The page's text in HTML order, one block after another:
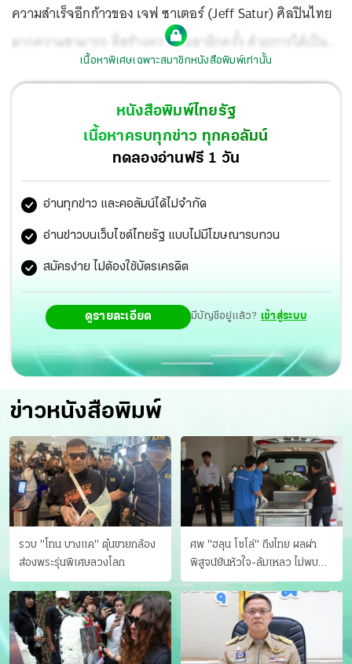
ความสำเร็จอีกก้าวของ เจฟ ซาเตอร์ (Jeff Satur) ศิลปินไทย
มากความสามารถ ที่สร้างความฮือฮาอีกครั้ง ด้วยการได้เป็น
ศิลปินไทยคนแรกที่ได้ร่วมโชว์ในรายการชื่อดัง “Good Day
New York” ทางสถานี “WNY W FOX 5” ณ นครนิวยอร์ก เมื่อ
วันที่ 3 มี.ค. โดยมี “Ro sanna Scotto” ผู้ประกาศข่าวมากฝีมือ
รับหน้าที่ดำเนินรายการ ซึ่งถือเป็นหนึ่งในพิธีกรหลักของ
รายการเช้ายอดนิยมประจำช่องในการปรากฏตัวครั้งนี้ โดย
“เจฟ ซาเตอร์” ได้ถ่ายทอดพลังเสียงและเสน่ห์อันทรงพลัง ใน
รายการผ่านเพลง “Ride or Die” นำเสนอพลังของ T-POP สู่
สายตาผู้ชมชาวอเมริกันอย่างเต็มรูปแบบ อีกทั้ง “Rosanna
Scotto” ยังได้แชร์ภาพของ เจฟ ผ่าน Instagram Stories
ของเธอ เพิ่มกระแสและการรับรู้ในหมู่ผู้ชมต่างประเทศมากยิ่ง
ขึ้น
เนื้อหาพิเศษเฉพาะสมาชิกหนังสือพิมพ์เท่านั้น
หนังสือพิมพ์ไทยรัฐ
เนื้อหาครบทุกข่าว ทุกคอลัมน์
ทดลองอ่านฟรี 1 วัน
อ่านทุกข่าว และคอลัมน์ได้ไม่จำกัด
อ่านข่าวบนเว็บไซต์ไทยรัฐ แบบไม่มีโฆษณารบกวน
สมัครง่าย ไม่ต้องใช้บัตรเครดิต
ดูรายละเอียด มีบัญชีอยู่แล้ว? เข้าสู่ระบบ
ข่าวหนังสือพิมพ์
รวบ "โทน บางแค" ตุ๋นขายกล้อง
ส่องพระรุ่นพิเศษลวงโลก
ศพ "ฮลุน โซโล่" ถึงไทย ผลผ่า
พิสูจน์ยันหัวใจ-ล้มเหลว ไม่พบ
บาดแผล